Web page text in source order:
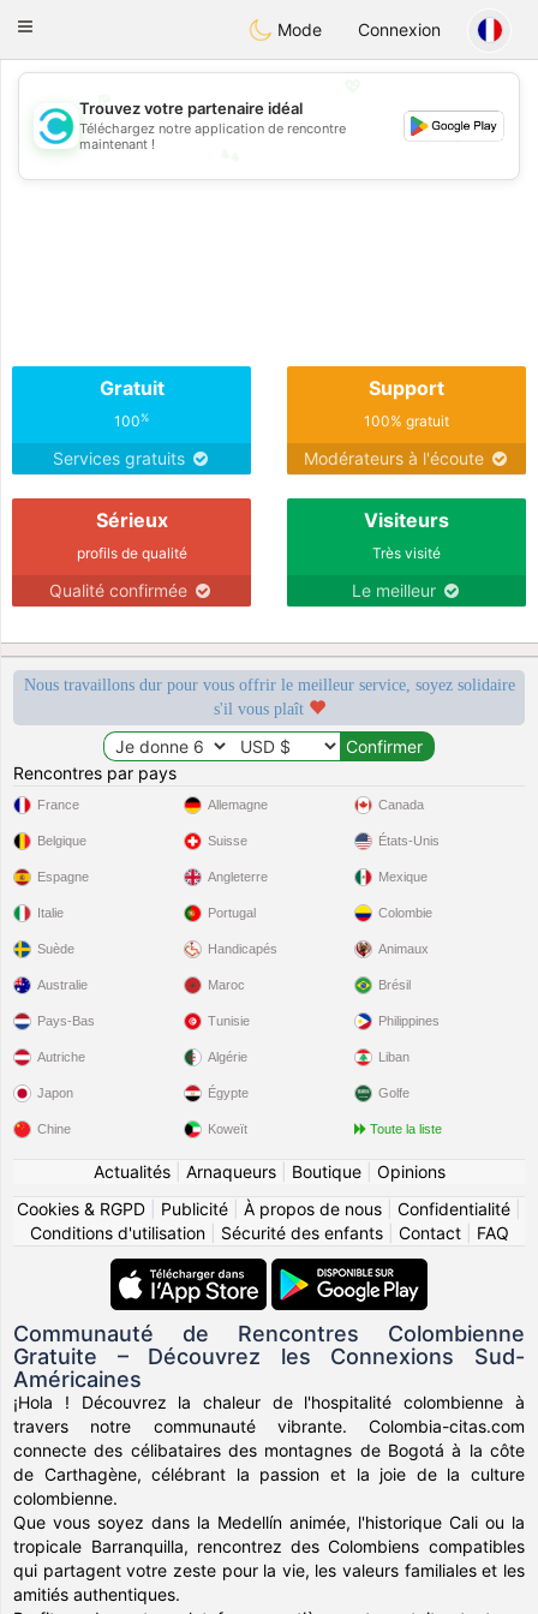
olombiaCitas
Toggle
Mode Connexion
💕
Trouvez votre partenaire idéal
Téléchargez notre application de rencontre
maintenant !
Gratuit
100%
Services gratuits
Support
100% gratuit
Modérateurs à l'écoute
Sérieux
profils de qualité
Qualité confirmée
Visiteurs
Très visité
Le meilleur
Nous travaillons dur pour vous offrir le meilleur service, soyez solidaire
s'il vous plaît
Rencontres par pays
France
Belgique
Espagne
Italie
Suède
Allemagne
Suisse
Angleterre
Portugal
Handicapés
Canada
États-Unis
Mexique
Colombie
Animaux
Australie
Pays-Bas
Autriche
Japon
Chine
Maroc
Tunisie
Algérie
Égypte
Koweït
Brésil
Philippines
Liban
Golfe
Toute la liste
Actualités| Arnaqueurs| Boutique| Opinions
Cookies & RGPD
Publicité À propos de nous Confidentialité
Conditions d'utilisation| Sécurité des enfants| Contact| FAQ
Communauté de Rencontres Colombienne
Gratuite – Découvrez les Connexions Sud-
Américaines
¡Hola ! Découvrez la chaleur de l'hospitalité colombienne à
travers notre communauté vibrante. Colombia-citas.com
connecte des célibataires des montagnes de Bogotá à la côte
de Carthagène, célébrant la passion et la joie de la culture
colombienne.
Que vous soyez dans la Medellín animée, l'historique Cali ou la
tropicale Barranquilla, rencontrez des Colombiens compatibles
qui partagent votre zeste pour la vie, les valeurs familiales et les
amitiés authentiques.